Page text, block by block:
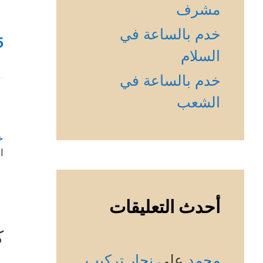
مشرف
خدم بالساعة في
السلام
خدم بالساعة في
الشعب
أحدث التعليقات